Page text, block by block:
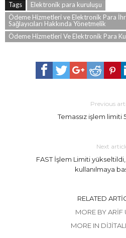
Tags
Elektronik para kuruluşu
Ödeme Hizmetleri ve Elektronik Para
Sağlayıcıları Hakkında Yönetmelik
Ödeme Hizmetleri Ve Elektronik Para
Previous
Temassız işlem limiti
Next
FAST İşlem Limiti
kullanılmaya
RELATED
MORE BY ARIF
MORE IN